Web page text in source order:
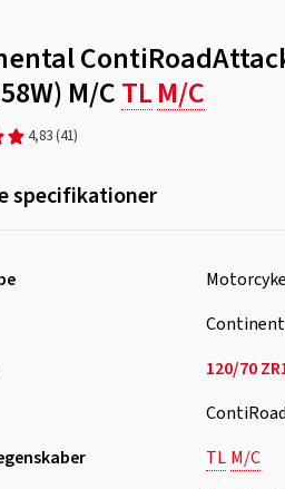
M/CTLM/C
4,83 (41)
specifikationer
120/70
TL M/C